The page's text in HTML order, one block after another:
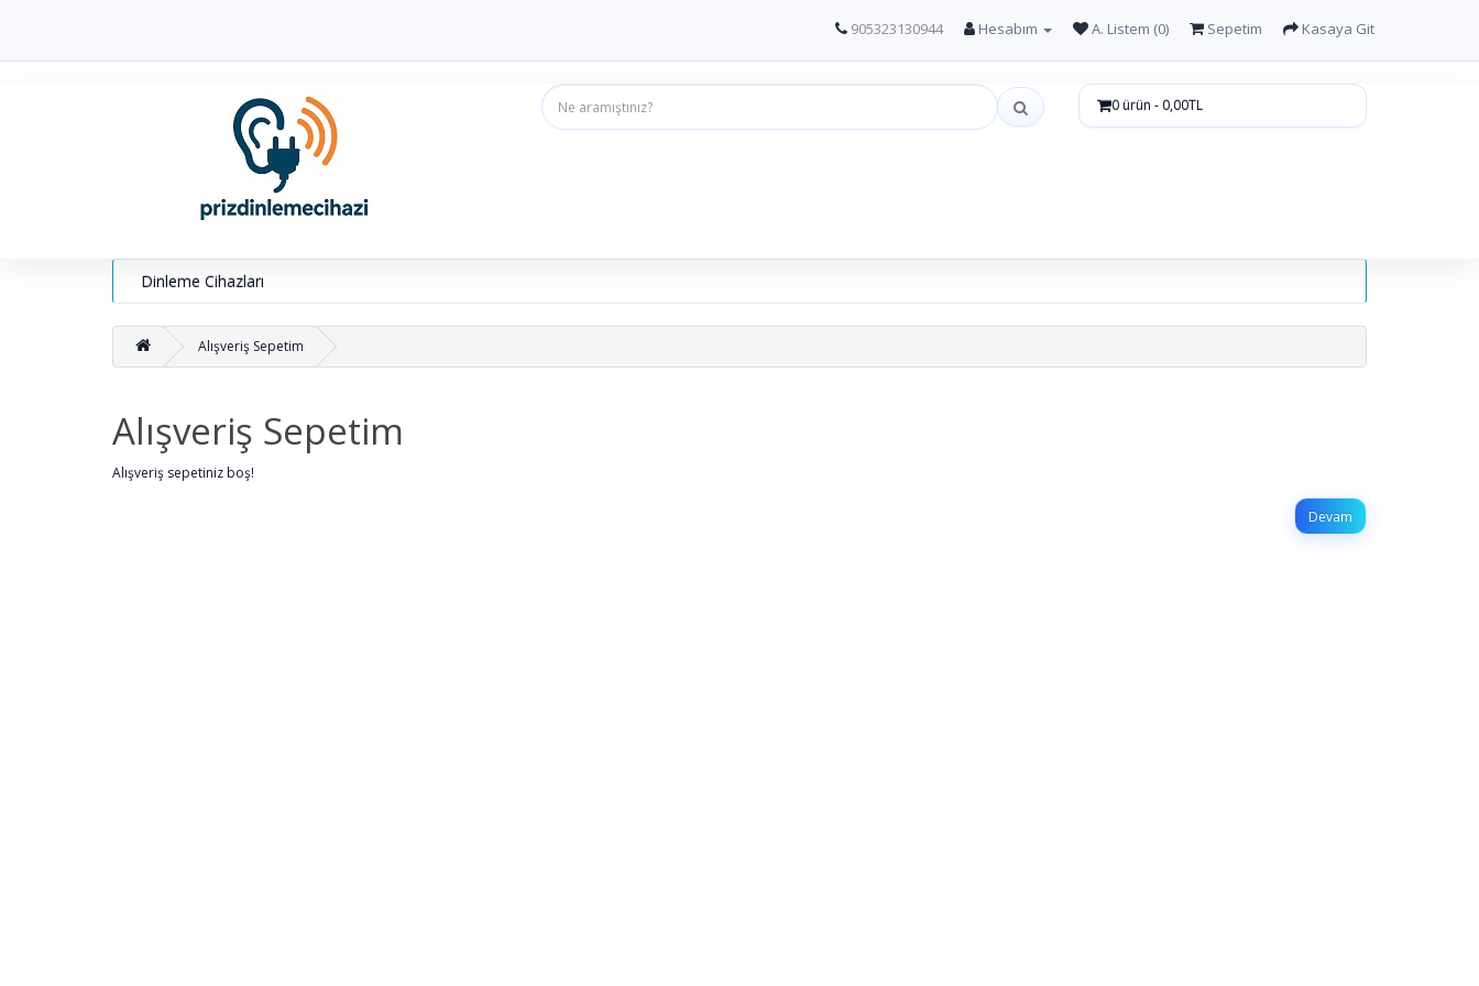
905323130944 Hesabım A. Listem (0) Sepetim Kasaya Git
0 ürün - 0,00TL
Dinleme Cihazları
Alışveriş Sepetim
Alışveriş Sepetim
Alışveriş sepetiniz boş!
Devam